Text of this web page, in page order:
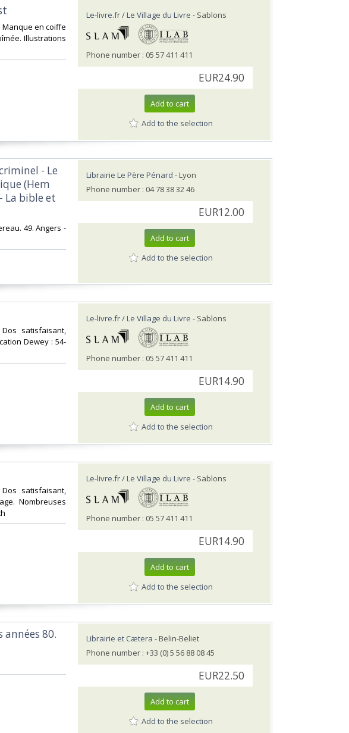
Manque en coiffe
Illustrations
Le-livre.fr / Le Village du Livre - Sablons
Phone number : 05 57 411 411
EUR24.90
Add to cart
Add to the selection
- Le
(Hem
La bible et
49. Angers -
Librairie Le Père Pénard - Lyon
Phone number : 04 78 38 32 46
EUR12.00
Add to cart
Add to the selection
satisfaisant,
Dewey : 54-
Le-livre.fr / Le Village du Livre - Sablons
Phone number : 05 57 411 411
EUR14.90
Add to cart
Add to the selection
satisfaisant,
Nombreuses
Le-livre.fr / Le Village du Livre - Sablons
Phone number : 05 57 411 411
EUR14.90
Add to cart
Add to the selection
80.
Librairie et Cætera - Belin-Beliet
Phone number : +33 (0) 5 56 88 08 45
EUR22.50
Add to cart
Add to the selection